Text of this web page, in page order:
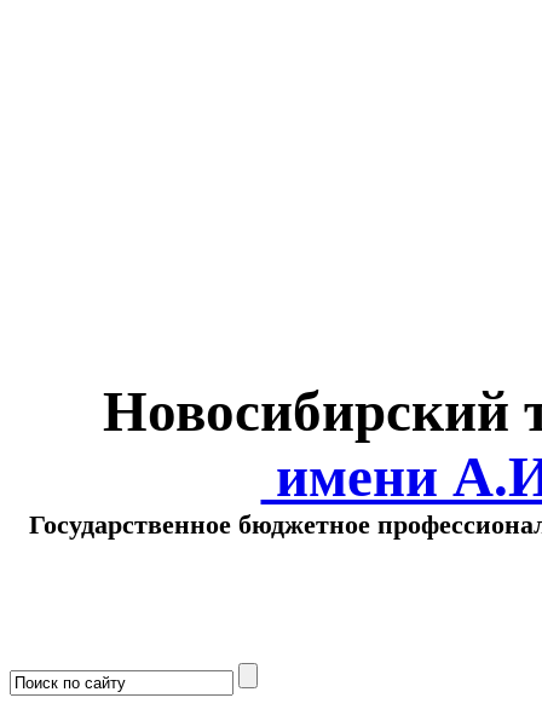
Новосибирский
имени
Государственное бюджетное